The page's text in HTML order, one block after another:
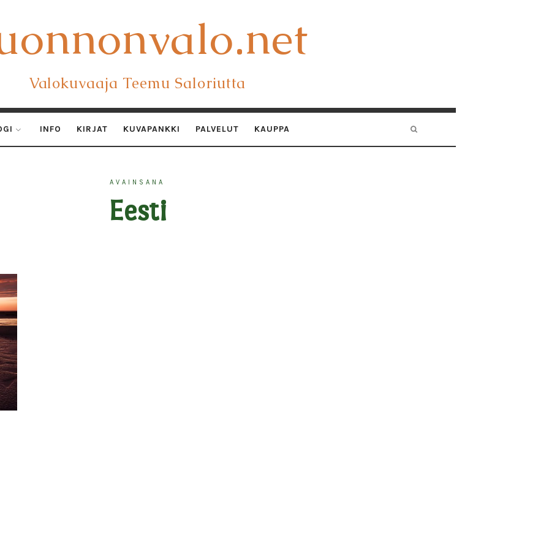
Valokuvaaja Teemu Saloriutta
INFO KIRJAT KUVAPANKKI PALVELUT KAUPPA
AVAINSANA
Eesti